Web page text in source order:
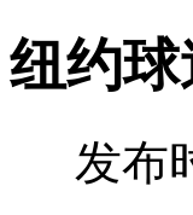
纽约
发布